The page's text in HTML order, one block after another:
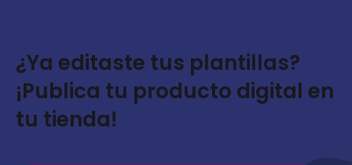
¿Ya editaste tus plantillas?
¡Publica tu producto digital en
tu tienda!